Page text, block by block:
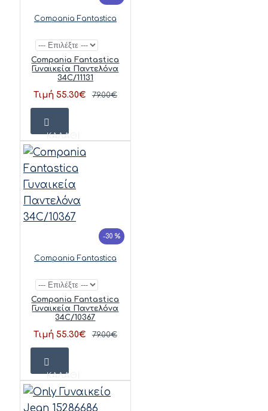
Compania Fantastica
Compania Fantastica
Γυναικεία Παντελόνα
34C/11131
Τιμή 55.30€ 79.00€
ΚΑΛΆΘΙ
-30 %
Compania Fantastica
Compania Fantastica
Γυναικεία Παντελόνα
34C/10367
Τιμή 55.30€ 79.00€
ΚΑΛΆΘΙ